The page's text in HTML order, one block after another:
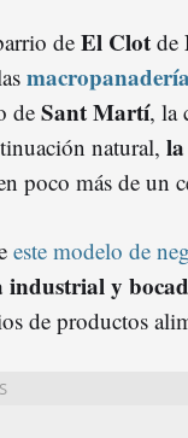
de El Clot de
de Sant Martí, la
natural,
poco más de un
este modelo de
industrial y
de productos